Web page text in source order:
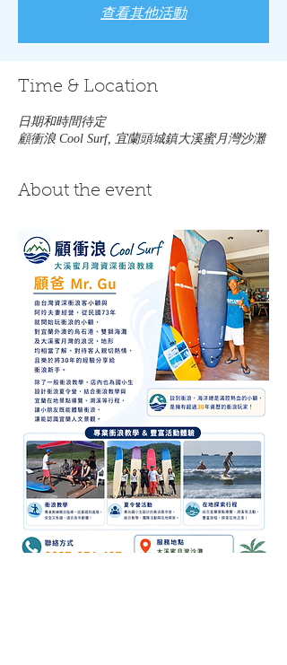
查看其他活動
Time & Location
日期和時間待定
顧衝浪 Cool Surf, 宜蘭頭城鎮大溪蜜月灣沙灘
About the event